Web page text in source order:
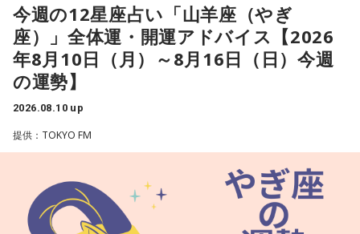
今週の12星座占い「山羊座（やぎ
座）」全体運・開運アドバイス【2026
年8月10日（月）～8月16日（日）今週
の運勢】
2026.08.10 up
提供：TOKYO FM